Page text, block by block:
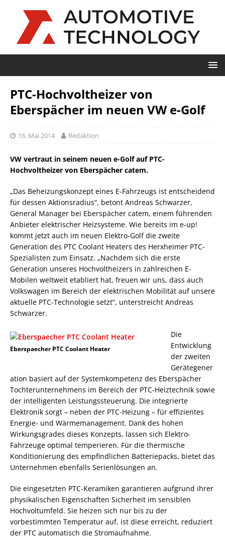
PTC-Hochvoltheizer von
Eberspächer im neuen VW e-Golf
16. Mai 2014 Redaktion
VW vertraut in seinem neuen e-Golf auf PTC-
Hochvoltheizer von Eberspächer catem.
„Das Beheizungskonzept eines E-Fahrzeugs ist entscheidend
für dessen Aktionsradius“, betont Andreas Schwarzer,
General Manager bei Eberspächer catem, einem führenden
Anbieter elektrischer Heizsysteme. Wie bereits im e-up!
kommt jetzt auch im neuen Elektro-Golf die zweite
Generation des PTC Coolant Heaters des Herxheimer PTC-
Spezialisten zum Einsatz. „Nachdem sich die erste
Generation unseres Hochvoltheizers in zahlreichen E-
Mobilen weltweit etabliert hat, freuen wir uns, dass auch
Volkswagen im Bereich der elektrischen Mobilität auf unsere
aktuelle PTC-Technologie setzt“, unterstreicht Andreas
Schwarzer.
Eberspaecher PTC Coolant Heater
Die
Entwicklung
der zweiten
Gerätegener
ation basiert auf der Systemkompetenz des Eberspächer
Tochterunternehmens im Bereich der PTC-Heiztechnik sowie
der intelligenten Leistungssteuerung. Die integrierte
Elektronik sorgt – neben der PTC-Heizung – für effizientes
Energie- und Wärmemanagement. Dank des hohen
Wirkungsgrades dieses Konzepts, lassen sich Elektro-
Fahrzeuge optimal temperieren. Für die thermische
Konditionierung des empfindlichen Batteriepacks, bietet das
Unternehmen ebenfalls Serienlösungen an.
Die eingesetzten PTC-Keramiken garantieren aufgrund ihrer
physikalischen Eigenschaften Sicherheit im sensiblen
Hochvoltumfeld. Sie heizen sich nur bis zu der
vorbestimmten Temperatur auf, ist diese erreicht, reduziert
der PTC automatisch die Stromaufnahme.